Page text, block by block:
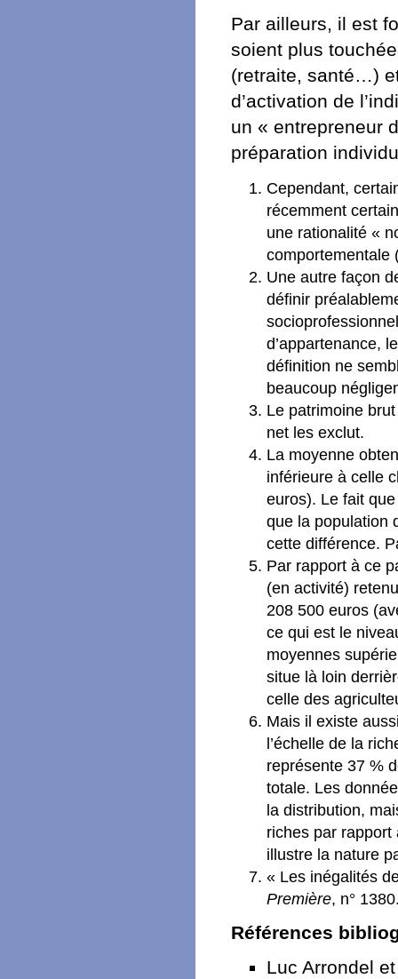
Par ailleurs, il est
soient plus
(retraite, santé…)
d’activation de
un « entrepreneur
préparation
Cependant,
récemment
une rationalité «
comportementale
Une autre façon
définir
d’appartenance,
définition ne
beaucoup
Le patrimoine
net les exclut.
La moyenne
inférieure à celle
euros). Le fait
que la population
cette différence.
Par rapport à ce
(en activité)
208 500 euros
ce qui est le
moyennes
situe là loin
celle des
Mais il existe
l’échelle de la
représente 37 %
totale. Les
la distribution,
riches par
illustre la nature
« Les inégalités
Première, n°
Références
Luc Arrondel